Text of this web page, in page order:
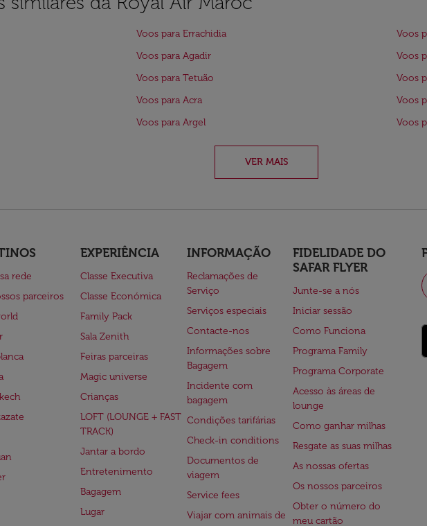
Voos para Errachidia
Voos
Voos para Agadir
Voos
Voos para Tetuão
Voos
Voos para Acra
Voos
Voos para Argel Voos
VER MAIS
rede
parceiros
EXPERIÊNCIA
Classe Executiva
Classe Económica
Family Pack
Sala Zenith
Feiras parceiras
Magic universe
Crianças
LOFT (LOUNGE + FAST
TRACK)
Jantar a bordo
Entretenimento
Bagagem
Lugar
INFORMAÇÃO
Reclamações de
Serviço
Serviços especiais
Contacte-nos
Informações sobre
Bagagem
Incidente com
bagagem
Condições tarifárias
Check-in conditions
Documentos de
viagem
Service fees
Viajar com animais de
FIDELIDADE DO
SAFAR FLYER
Junte-se a nós
Iniciar sessão
Como Funciona
Programa Family
Programa Corporate
Acesso às áreas de
lounge
Como ganhar milhas
Resgate as suas milhas
As nossas ofertas
Os nossos parceiros
Obter o número do
meu cartão